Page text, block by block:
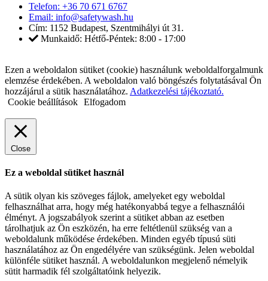
Telefon: +36 70 671 6767
Email: info@safetywash.hu
Cím: 1152 Budapest, Szentmihályi út 31.
Munkaidő: Hétfő-Péntek: 8:00 - 17:00
Ezen a weboldalon sütiket (cookie) használunk weboldalforgalmunk
elemzése érdekében. A weboldalon való böngészés folytatásával Ön
hozzájárul a sütik használatához. Adatkezelési tájékoztató.
Cookie beállítások Elfogadom
Close
Ez a weboldal sütiket használ
A sütik olyan kis szöveges fájlok, amelyeket egy weboldal
felhasználhat arra, hogy még hatékonyabbá tegye a felhasználói
élményt. A jogszabályok szerint a sütiket abban az esetben
tárolhatjuk az Ön eszközén, ha erre feltétlenül szükség van a
weboldalunk működése érdekében. Minden egyéb típusú süti
használatához az Ön engedélyére van szükségünk. Jelen weboldal
különféle sütiket használ. A weboldalunkon megjelenő némelyik
sütit harmadik fél szolgáltatóink helyezik.